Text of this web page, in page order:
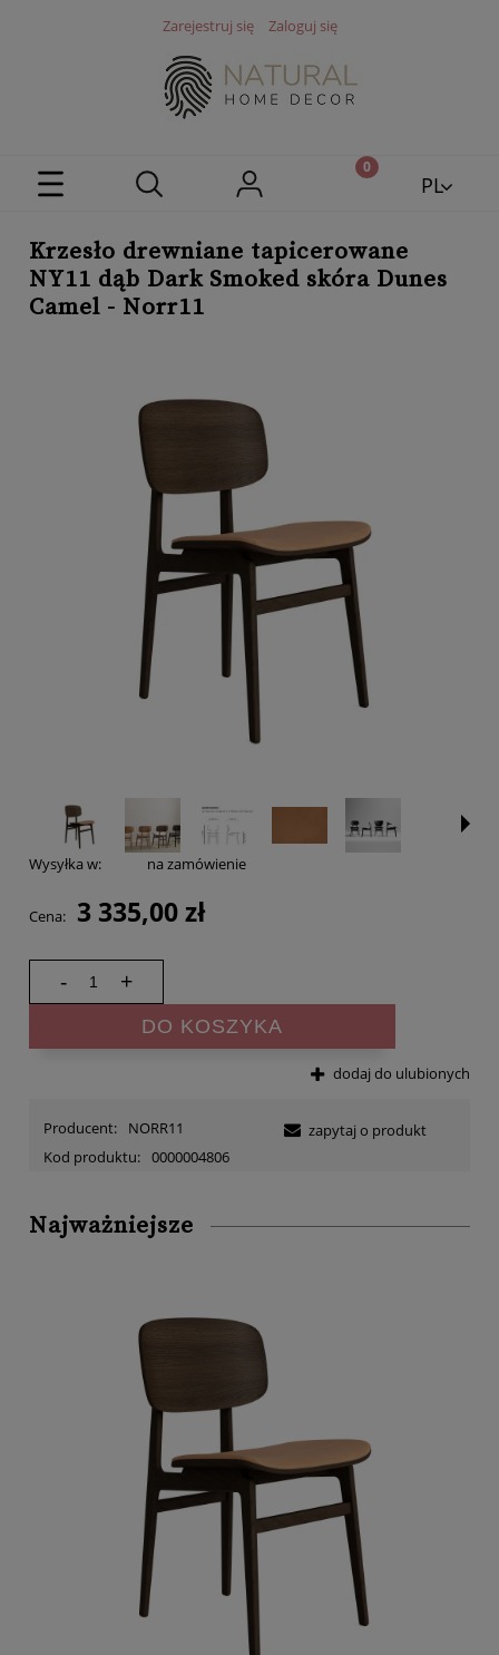
Zarejestruj się Zaloguj się
PL
Krzesło drewniane tapicerowane
NY11 dąb Dark Smoked skóra Dunes
Camel - Norr11
Wysyłka w: na zamówienie
Cena: 3 335,00 zł
- +
DO KOSZYKA
dodaj do ulubionych
Producent:
NORR11
Kod produktu: 0000004806
zapytaj o produkt
Najważniejsze